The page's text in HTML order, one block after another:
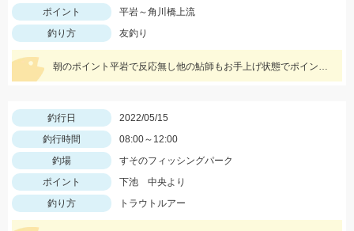
ポイント
平岩～角川橋上流
釣り方
友釣り
朝のポイント平岩で反応無し他の鮎師もお手上げ状態でポイント移動で角川橋上流に！瀬の中で５匹のみ追いも弱く渋い釣行でした
釣行日
2022/05/15
釣行時間
08:00～12:00
釣場
すそのフィッシングパーク
ポイント
下池 中央より
釣り方
トラウトルアー